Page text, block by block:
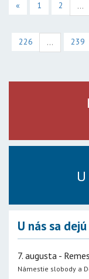
« 1 2 ...
226
... 239
U nás sa
7. augusta -
Námestie slobody a